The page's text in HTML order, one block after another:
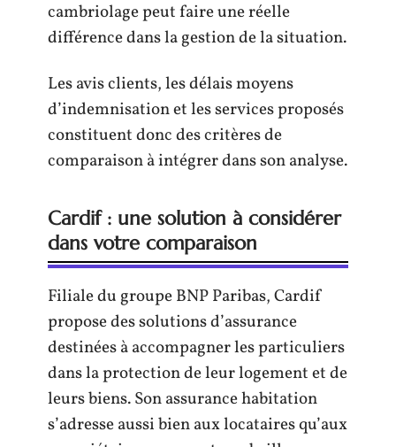
cambriolage peut faire une réelle
différence dans la gestion de la situation.
Les avis clients, les délais moyens
d’indemnisation et les services proposés
constituent donc des critères de
comparaison à intégrer dans son analyse.
Cardif : une solution à considérer
dans votre comparaison
Filiale du groupe BNP Paribas, Cardif
propose des solutions d’assurance
destinées à accompagner les particuliers
dans la protection de leur logement et de
leurs biens. Son assurance habitation
s’adresse aussi bien aux locataires qu’aux